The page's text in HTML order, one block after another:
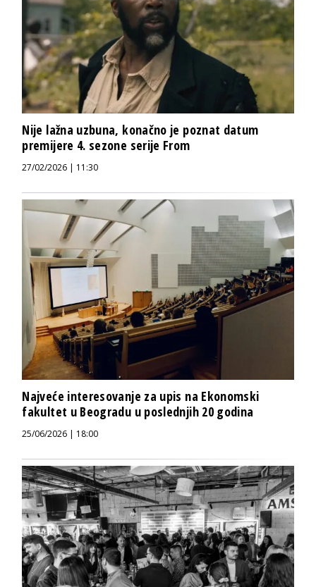
Nije lažna uzbuna, konačno je poznat datum
premijere 4. sezone serije From
27/02/2026 | 11:30
Najveće interesovanje za upis na Ekonomski
fakultet u Beogradu u poslednjih 20 godina
25/06/2026 | 18:00